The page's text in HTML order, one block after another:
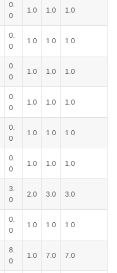
0.
0
1.0 1.0 1.0
0.
0
1.0 1.0 1.0
0.
0
1.0 1.0 1.0
0.
0
1.0 1.0 1.0
0.
0
1.0 1.0 1.0
0.
0
1.0 1.0 1.0
3.
0
2.0 3.0 3.0
0.
0
1.0 1.0 1.0
8.
0
1.0 7.0 7.0